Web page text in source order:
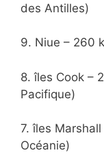
des Antilles)
9. Niue – 260
8. îles Cook –
Pacifique)
7. îles
Océanie)